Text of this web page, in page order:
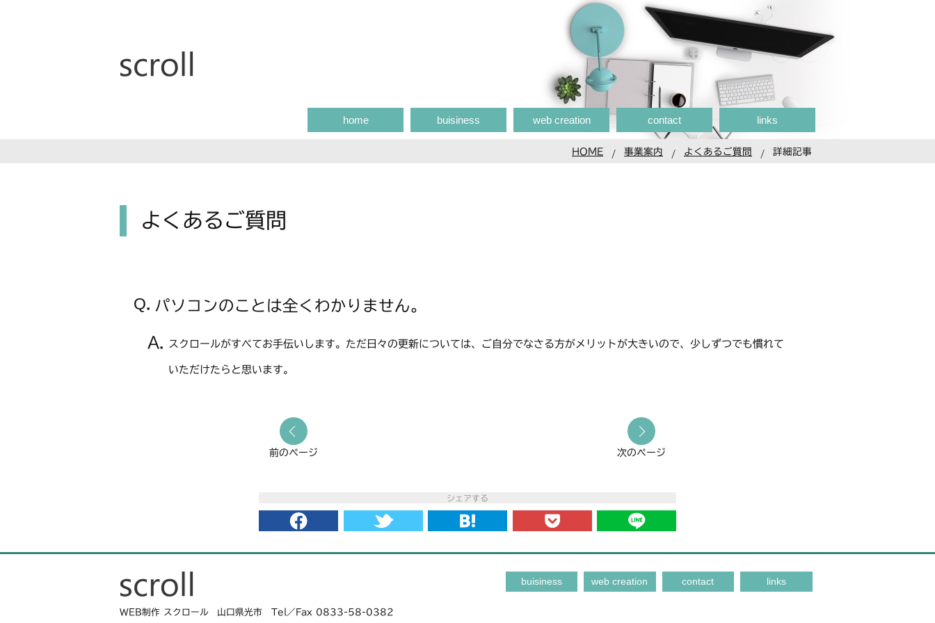
home buisiness web creation contact links
HOME 事業案内 よくあるご質問 詳細記事
よくあるご質問
パソコンのことは全くわかりません。
スクロールがすべてお手伝いします。ただ日々の更新については、ご自分でなさる方がメリットが大きいので、少しずつでも慣れて
いただけたらと思います。
前のページ 次のページ
シェアする
WEB制作 スクロール 山口県光市 Tel／Fax 0833-58-0382
buisiness web creation contact links